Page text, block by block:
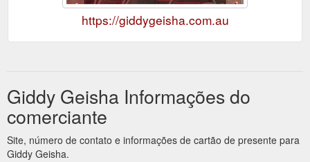
https://giddygeisha.com.au
Giddy Geisha Informações do
comerciante
Site, número de contato e informações de cartão de presente para
Giddy Geisha.